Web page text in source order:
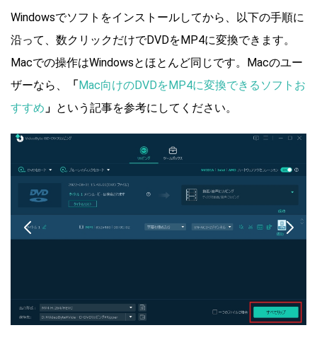
Windowsでソフトをインストールしてから、以下の手順に
沿って、数クリックだけでDVDをMP4に変換できます。
Macでの操作はWindowsとほとんど同じです。Macのユー
ザーなら、
「 Mac向けのDVDをMP4に変換できるソフトお
すすめ 」 という記事を参考にしてください。